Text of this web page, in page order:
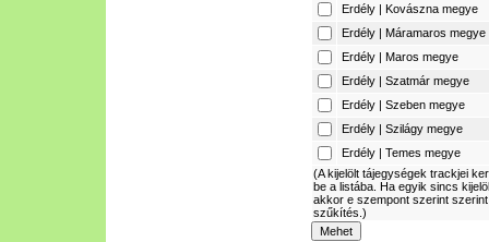
Erdély | Kovászna megye
Erdély | Máramaros megye
Erdély | Maros megye
Erdély | Szatmár megye
Erdély | Szeben megye
Erdély | Szilágy megye
Erdély | Temes megye
(A kijelölt tájegységek trackjei
be a listába. Ha egyik sincs
akkor e szempont szerint
szűkítés.)